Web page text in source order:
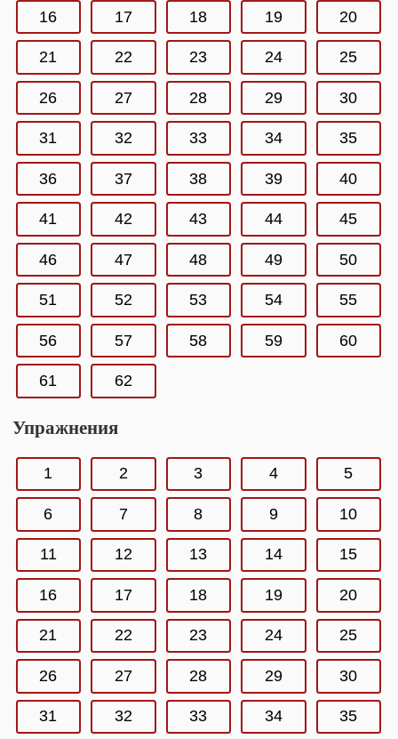
16 17 18 19 20
21 22 23 24 25
26 27 28 29 30
31 32 33 34 35
36 37 38 39 40
41 42 43 44 45
46 47 48 49 50
51 52 53 54 55
56 57 58 59 60
61 62
Упражнения
1 2 3 4 5
6 7 8 9 10
11 12 13 14 15
16 17 18 19 20
21 22 23 24 25
26 27 28 29 30
31 32 33 34 35